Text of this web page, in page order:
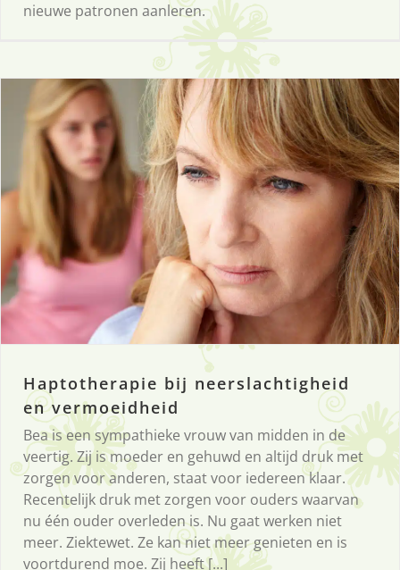
nieuwe patronen aanleren.
Haptotherapie bij neerslachtigheid
en vermoeidheid
Bea is een sympathieke vrouw van midden in de
veertig. Zij is moeder en gehuwd en altijd druk met
zorgen voor anderen, staat voor iedereen klaar.
Recentelijk druk met zorgen voor ouders waarvan
nu één ouder overleden is. Nu gaat werken niet
meer. Ziektewet. Ze kan niet meer genieten en is
voortdurend moe. Zij heeft [...]